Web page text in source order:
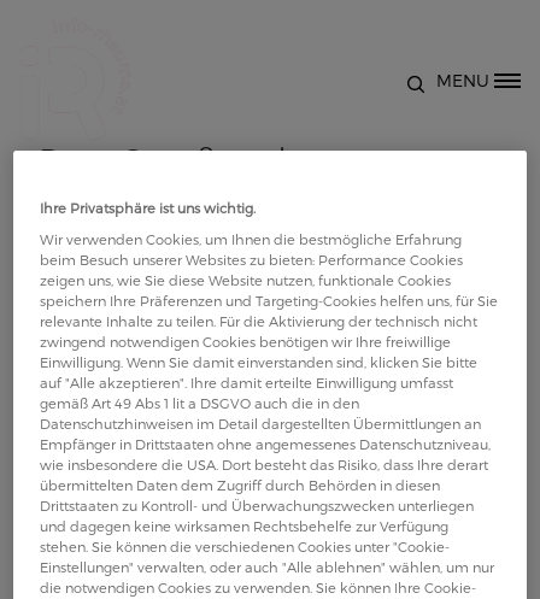
MENU
Bein, Gesäß und
Lendenwirbelsäule - Übungen
zum Dehnen der Muskulatur
Bewegung bei Rheuma: Das Video erklärt Übungen
zur Dehnung und Mobilisierung für Bein, Gesäß
und Lendenwirbelsäule anschaulich und
praxisnah. Es behandelt die wichtigsten
Grundlagen, zeigt konkrete Beispiele und
vermittelt hilfreiche Tipps für die Anwendung zu
Hause.
Ihre Privatsphäre ist uns wichtig.
Wir verwenden Cookies, um Ihnen die bestmögliche Erfahrung
beim Besuch unserer Websites zu bieten: Performance Cookies
zeigen uns, wie Sie diese Website nutzen, funktionale Cookies
speichern Ihre Präferenzen und Targeting-Cookies helfen uns, für Sie
relevante Inhalte zu teilen. Für die Aktivierung der technisch nicht
zwingend notwendigen Cookies benötigen wir Ihre freiwillige
Einwilligung. Wenn Sie damit einverstanden sind, klicken Sie bitte
auf "Alle akzeptieren". Ihre damit erteilte Einwilligung umfasst
gemäß Art 49 Abs 1 lit a DSGVO auch die in den
Datenschutzhinweisen im Detail dargestellten Übermittlungen an
Empfänger in Drittstaaten ohne angemessenes Datenschutzniveau,
wie insbesondere die USA. Dort besteht das Risiko, dass Ihre derart
übermittelten Daten dem Zugriff durch Behörden in diesen
Drittstaaten zu Kontroll- und Überwachungszwecken unterliegen
und dagegen keine wirksamen Rechtsbehelfe zur Verfügung
stehen. Sie können die verschiedenen Cookies unter "Cookie-
Einstellungen" verwalten, oder auch "Alle ablehnen" wählen, um nur
die notwendigen Cookies zu verwenden. Sie können Ihre Cookie-